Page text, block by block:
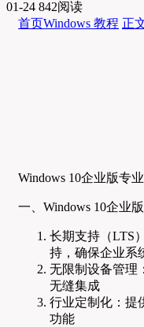
01-24 842阅读
首页Windows 教程 正
Windows 10企业版专
一、Windows 10企业
长期支持（LTS
持，确保企业系
无限制设备管理
无缝集成
行业定制化：提
功能